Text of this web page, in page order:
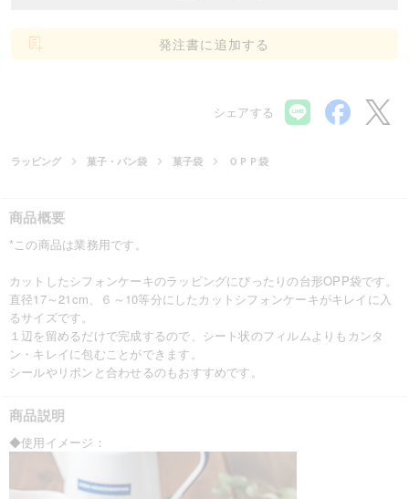
発注書に追加する
シェアする
ラッピング 菓子・パン袋 菓子袋 ＯＰＰ袋
商品概要
*この商品は業務用です。
カットしたシフォンケーキのラッピングにぴったりの台形OPP袋です。
直径17～21cm、６～10等分にしたカットシフォンケーキがキレイに入
るサイズです。
１辺を留めるだけで完成するので、シート状のフィルムよりもカンタ
ン・キレイに包むことができます。
シールやリボンと合わせるのもおすすめです。
商品説明
◆使用イメージ：